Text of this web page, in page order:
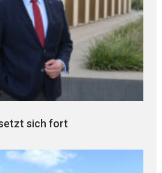
sich fort